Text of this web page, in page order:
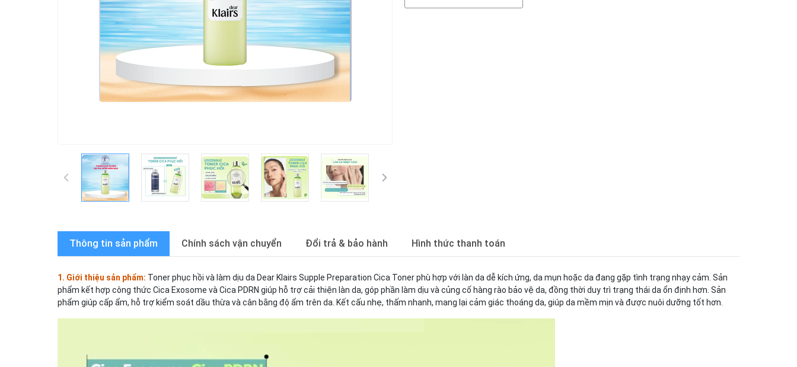
Thông tin sản phẩm Chính sách vận chuyển Đổi trả & bảo hành Hình thức thanh toán
1. Giới thiệu sản phẩm: Toner phục hồi và làm dịu da Dear Klairs Supple Preparation Cica Toner phù hợp với làn da dễ kích ứng, da mụn hoặc da đang gặp tình trạng nhạy cảm. Sản
phẩm kết hợp công thức Cica Exosome và Cica PDRN giúp hỗ trợ cải thiện làn da, góp phần làm dịu và củng cố hàng rào bảo vệ da, đồng thời duy trì trạng thái da ổn định hơn. Sản
phẩm giúp cấp ẩm, hỗ trợ kiểm soát dầu thừa và cân bằng độ ẩm trên da. Kết cấu nhẹ, thấm nhanh, mang lại cảm giác thoáng da, giúp da mềm mịn và được nuôi dưỡng tốt hơn.